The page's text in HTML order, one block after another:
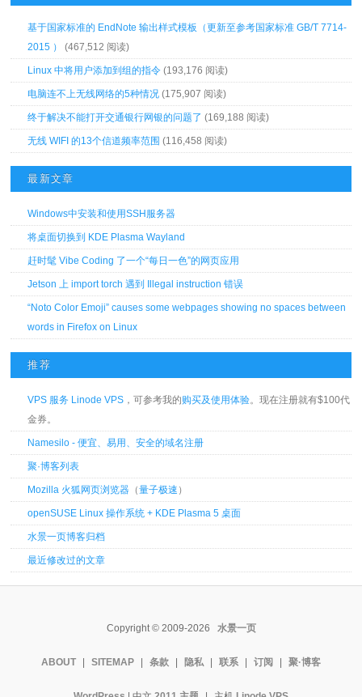
基于国家标准的 EndNote 输出样式模板（更新至参考国家标准 GB/T 7714-
2015 ）
(467,512 阅读)
Linux 中将用户添加到组的指令 (193,176 阅读)
电脑连不上无线网络的5种情况 (175,907 阅读)
终于解决不能打开交通银行网银的问题了 (169,188 阅读)
无线 WIFI 的13个信道频率范围 (116,458 阅读)
最新文章
Windows中安装和使用SSH服务器
将桌面切换到 KDE Plasma Wayland
赶时髦 Vibe Coding 了一个“每日一色”的网页应用
Jetson 上 import torch 遇到 Illegal instruction 错误
“Noto Color Emoji” causes some webpages showing no spaces between
words in Firefox on Linux
推荐
VPS 服务 Linode VPS ，可参考我的购买及使用体验。现在注册就有$100代
金券。
Namesilo - 便宜、易用、安全的域名注册
聚·博客列表
Mozilla 火狐网页浏览器 （量子极速 ）
openSUSE Linux 操作系统 + KDE Plasma 5 桌面
水景一页博客归档
最近修改过的文章
Copyright © 2009-2026 水景一页
ABOUT SITEMAP 条款 隐私 联系 订阅 聚·博客